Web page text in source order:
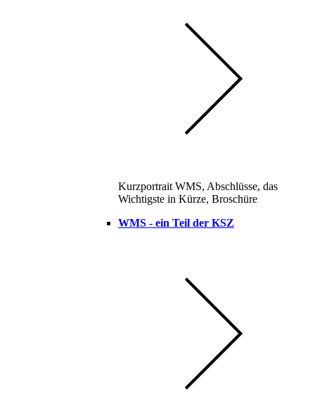
Kurzportrait WMS, Abschlüsse, das
Wichtigste in Kürze, Broschüre
WMS - ein Teil der KSZ